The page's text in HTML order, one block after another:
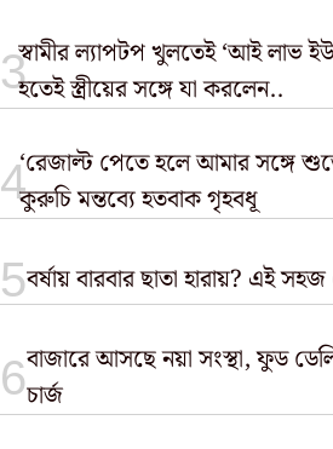
স্বামীর ল্যাপটপ খুলতেই ‘আই লাভ
হতেই স্ত্রীয়ের সঙ্গে যা করলেন..
‘রেজাল্ট পেতে হলে আমার সঙ্গে
কুরুচি মন্তব্যে হতবাক গৃহবধূ
বর্ষায় বারবার ছাতা হারায়? এই
বাজারে আসছে নয়া সংস্থা, ফুড
চার্জ